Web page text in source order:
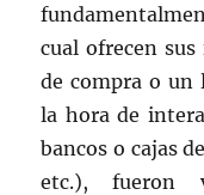
cual ofrecen
de compra o un
la hora de
bancos o cajas
etc.), fueron